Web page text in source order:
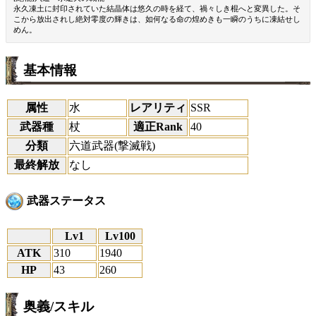
永久凍土に封印されていた結晶体は悠久の時を経て、禍々しき棍へと変異した。そ
こから放出されし絶対零度の輝きは、如何なる命の煌めきも一瞬のうちに凍結せし
めん。
基本情報
属性 水 レアリティ SSR
武器種
杖 適正Rank
40
分類
六道武器(撃滅戦)
最終解放
なし
武器ステータス
Lv1
Lv100
ATK
310
1940
HP
43 260
奥義/スキル